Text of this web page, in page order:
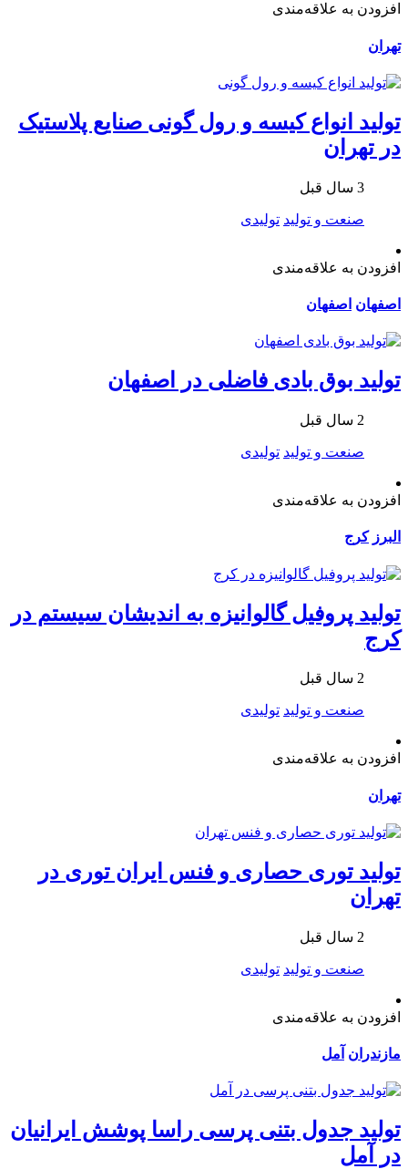
افزودن به علاقه‌مندی
تهران
تولید انواع کیسه و رول گونی صنایع پلاستیک
در تهران
3 سال قبل
صنعت و تولید تولیدی
افزودن به علاقه‌مندی
اصفهان اصفهان
تولید بوق بادی فاضلی در اصفهان
2 سال قبل
صنعت و تولید تولیدی
افزودن به علاقه‌مندی
البرز کرج
تولید پروفیل گالوانیزه به اندیشان سیستم در
کرج
2 سال قبل
صنعت و تولید تولیدی
افزودن به علاقه‌مندی
تهران
تولید توری حصاری و فنس ایران توری در
تهران
2 سال قبل
صنعت و تولید تولیدی
افزودن به علاقه‌مندی
مازندران آمل
تولید جدول بتنی پرسی راسا پوشش ایرانیان
در آمل